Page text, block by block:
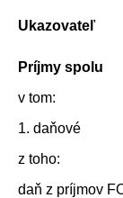
Ukazovateľ
Príjmy spolu
v tom:
1. daňové
z toho:
daň z príjmov